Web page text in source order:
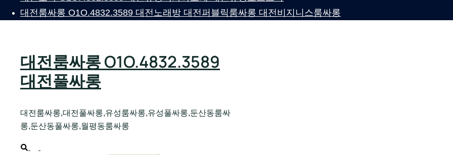
대전룸싸롱 O1O.4832.3589 대전노래방 대전퍼블릭룸싸롱 대전비지니스룸싸롱
대전룸싸롱 O1O.4832.3589
대전풀싸롱
대전룸싸롱,대전풀싸롱,유성룸싸롱,유성풀싸롱,둔산동룸싸
롱,둔산동풀싸롱,월평동룸싸롱
Search